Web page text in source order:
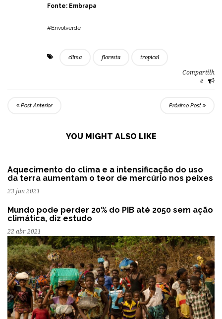
Fonte: Embrapa
#Envolverde
clima floresta tropical
Compartilh
e
Post Anterior Próximo Post
YOU MIGHT ALSO LIKE
Aquecimento do clima e a intensificação do uso
da terra aumentam o teor de mercúrio nos peixes
23 jun 2021
Mundo pode perder 20% do PIB até 2050 sem ação
climática, diz estudo
22 abr 2021